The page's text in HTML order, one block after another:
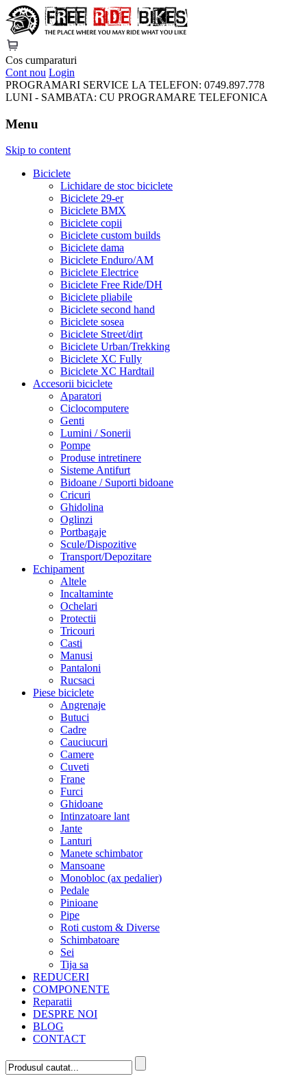
FreeRideBikes
Cos cumparaturi
Cont nou Login
PROGRAMARI SERVICE LA TELEFON: 0749.897.778
LUNI - SAMBATA: CU PROGRAMARE TELEFONICA
Menu
Skip to content
Biciclete
Lichidare de stoc biciclete
Biciclete 29-er
Biciclete BMX
Biciclete copii
Biciclete custom builds
Biciclete dama
Biciclete Enduro/AM
Biciclete Electrice
Biciclete Free Ride/DH
Biciclete pliabile
Biciclete second hand
Biciclete sosea
Biciclete Street/dirt
Biciclete Urban/Trekking
Biciclete XC Fully
Biciclete XC Hardtail
Accesorii biciclete
Aparatori
Ciclocomputere
Genti
Lumini / Sonerii
Pompe
Produse intretinere
Sisteme Antifurt
Bidoane / Suporti bidoane
Cricuri
Ghidolina
Oglinzi
Portbagaje
Scule/Dispozitive
Transport/Depozitare
Echipament
Altele
Incaltaminte
Ochelari
Protectii
Tricouri
Casti
Manusi
Pantaloni
Rucsaci
Piese biciclete
Angrenaje
Butuci
Cadre
Cauciucuri
Camere
Cuveti
Frane
Furci
Ghidoane
Intinzatoare lant
Jante
Lanturi
Manete schimbator
Mansoane
Monobloc (ax pedalier)
Pedale
Pinioane
Pipe
Roti custom & Diverse
Schimbatoare
Sei
Tija sa
REDUCERI
COMPONENTE
Reparatii
DESPRE NOI
BLOG
CONTACT